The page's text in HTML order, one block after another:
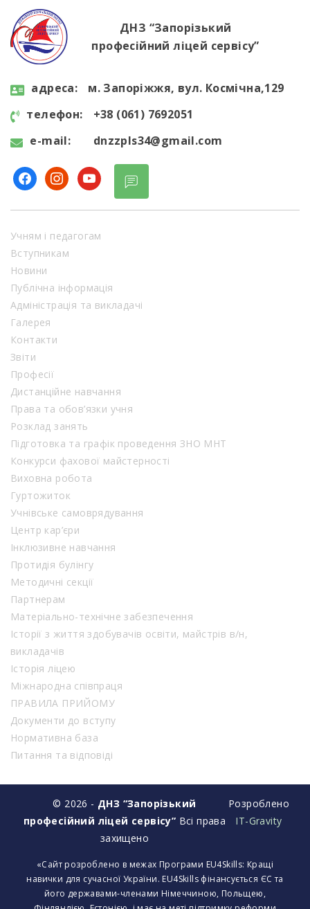
ДНЗ “Запорізький
професійний ліцей сервісу”
aдресa:
м. Запоріжжя, вул. Космічна,129
телефон:
+38 (061) 7692051
e-mail:
dnzzpls34@gmail.com
facebookinstagram
youtube
Учням і педагогам
Вступникам
Новини
Публічна інформація
Адміністрація та викладачі
Галерея
Контакти
Звіти
Професії
Дистанційне навчання
Права та обов’язки учня
Розклад занять
Підготовка та графік проведення ЗНО МНТ
Конкурси фахової майстерності
Виховна робота
Гуртожиток
Учнівське самоврядування
Центр кар’єри
Інклюзивне навчання
Протидія булінгу
Методичні секції
Партнерам
Матеріально-технічне забезпечення
Історії з життя здобувачів освіти, майстрів в/н,
викладачів
Історія ліцею
Міжнародна співпраця
ПРАВИЛА ПРИЙОМУ
Документи до вступу
Нормативна база
Питання та відповіді
© 2026 - ДНЗ “Запорізький
професійний ліцей сервісу” Всі права
захищено
Розроблено
IT-Gravity
«Сайт розроблено в межах Програми EU4Skills: Кращі
навички для сучасної України. EU4Skills фінансується ЄС та
його державами-членами Німеччиною, Польщею,